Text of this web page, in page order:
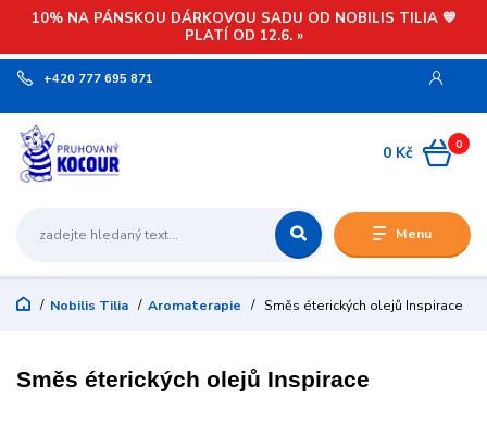
10% NA PÁNSKOU DÁRKOVOU SADU OD NOBILIS TILIA 💙
PLATÍ OD 12.6. »
Menu
+420 777 695 871
0
0 Kč
Nobilis Tilia Aromaterapie Směs éterických olejů Inspirace
Směs éterických olejů Inspirace